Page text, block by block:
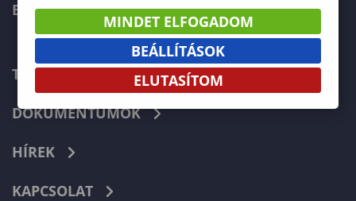
ERASMUS+
TELEFONKÖNYV
DOKUMENTUMOK
HÍREK
KAPCSOLAT
MINDET ELFOGADOM
BEÁLLÍTÁSOK
ELUTASÍTOM